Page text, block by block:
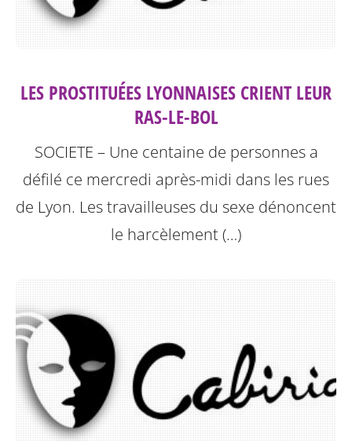
LES PROSTITUÉES LYONNAISES CRIENT LEUR
RAS-LE-BOL
SOCIETE – Une centaine de personnes a
défilé ce mercredi après-midi dans les rues
de Lyon. Les travailleuses du sexe dénoncent
le harcèlement (…)